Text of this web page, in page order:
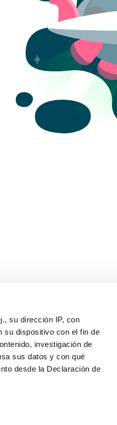
su dirección IP, con
su dispositivo con el fin de
investigación de
sus datos y con qué
desde la Declaración de